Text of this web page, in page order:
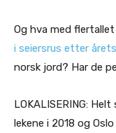
Og hva med
i seiersrus etter
norsk jord? Har de
LOKALISERING:
lekene i 2018 og